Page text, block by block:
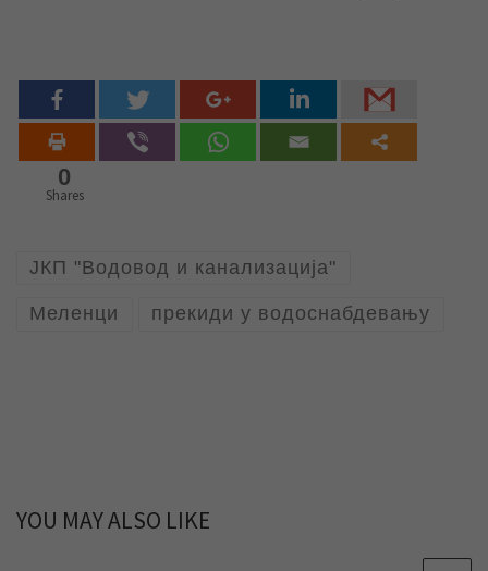
0
Shares
ЈКП "Водовод и канализација"
Меленци прекиди у водоснабдевању
YOU MAY ALSO LIKE